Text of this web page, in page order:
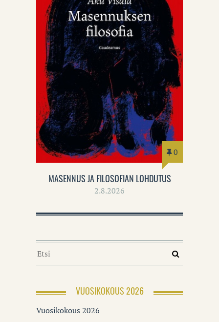
0
MASENNUS JA FILOSOFIAN LOHDUTUS
2.8.2026
VUOSIKOKOUS 2026
Vuosikokous 2026